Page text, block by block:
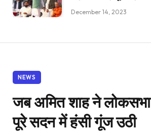
December 14, 2023
NEWS
जब अमित शाह ने
पूरे सदन में हंसी गूंज उठी